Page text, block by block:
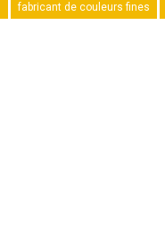
fabricant de couleurs fines